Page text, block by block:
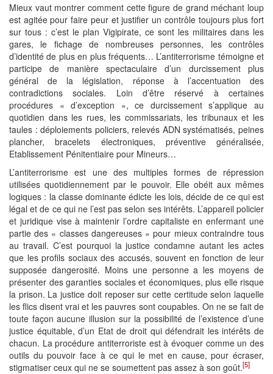
Mieux vaut montrer comment cette figure de grand méchant loup
est agitée pour faire peur et justifier un contrôle toujours plus fort
sur tous : c’est le plan Vigipirate, ce sont les militaires dans les
gares, le fichage de nombreuses personnes, les contrôles
d’identité de plus en plus fréquents… L’antiterrorisme témoigne et
participe de manière spectaculaire d’un durcissement plus
général de la législation, réponse à l’accentuation des
contradictions sociales. Loin d’être réservé à certaines
procédures « d’exception », ce durcissement s’applique au
quotidien dans les rues, les commissariats, les tribunaux et les
taules : déploiements policiers, relevés ADN systématisés, peines
plancher, bracelets électroniques, préventive généralisée,
Etablissement Pénitentiaire pour Mineurs…
L’antiterrorisme est une des multiples formes de répression
utilisées quotidiennement par le pouvoir. Elle obéit aux mêmes
logiques : la classe dominante édicte les lois, décide de ce qui est
légal et de ce qui ne l’est pas selon ses intérêts. L’appareil policier
et juridique vise à maintenir l’ordre capitaliste en enfermant une
partie des « classes dangereuses » pour mieux contraindre tous
au travail. C’est pourquoi la justice condamne autant les actes
que les profils sociaux des accusés, souvent en fonction de leur
supposée dangerosité. Moins une personne a les moyens de
présenter des garanties sociales et économiques, plus elle risque
la prison. La justice doit reposer sur cette certitude selon laquelle
les flics disent vrai et les pauvres sont coupables. On ne se fait de
toute façon aucune illusion sur la possibilité de l’existence d’une
justice équitable, d’un Etat de droit qui défendrait les intérêts de
chacun. La procédure antiterroriste est à évoquer comme un des
outils du pouvoir face à ce qui le met en cause, pour écraser,
stigmatiser ceux qui ne se soumettent pas assez à son goût.[5]